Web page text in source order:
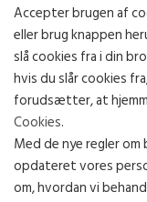
Accepter brugen af
eller brug knappen
slå cookies fra i din
hvis du slår cookies
forudsætter, at
Cookies.
Med de nye regler
opdateret vores
om, hvordan vi